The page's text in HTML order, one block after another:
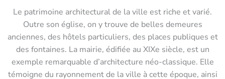
Le patrimoine architectural de la ville est riche et varié.
Outre son église, on y trouve de belles demeures
anciennes, des hôtels particuliers, des places publiques et
des fontaines. La mairie, édifiée au XIXe siècle, est un
exemple remarquable d’architecture néo-classique. Elle
témoigne du rayonnement de la ville à cette époque, ainsi